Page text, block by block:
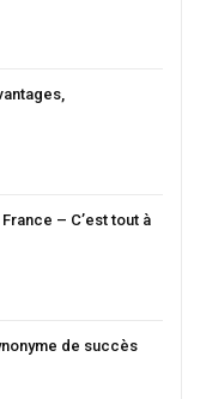
– C’est tout à
de succès